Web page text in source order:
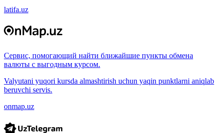
latifa.uz
Сервис, помогающий найти ближайшие пункты обмена
валюты с выгодным курсом.
Valyutani yuqori kursda almashtirish uchun yaqin punktlarni aniqlab
beruvchi servis.
onmap.uz